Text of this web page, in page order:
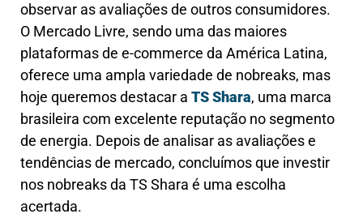
observar as avaliações de outros consumidores.
O Mercado Livre, sendo uma das maiores
plataformas de e-commerce da América Latina,
oferece uma ampla variedade de nobreaks, mas
hoje queremos destacar a TS Shara, uma marca
brasileira com excelente reputação no segmento
de energia. Depois de analisar as avaliações e
tendências de mercado, concluímos que investir
nos nobreaks da TS Shara é uma escolha
acertada.